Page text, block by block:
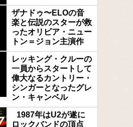
ザナドゥ〜ELOの音
楽と伝説のスターが救
ったオリビア・ニュー
トン＝ジョン主演作
レッキング・クルーの
一員からスタートして
偉大なるカントリー・
シンガーとなったグレ
ン・キャンベル
1987年はU2が遂に
ロックバンドの頂点